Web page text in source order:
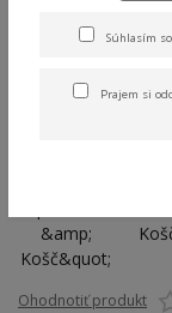
Tričko
Ohodnotiť produkt
Súhlasím so
Prajem si